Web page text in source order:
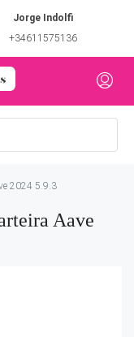
Jorge Indolfi
+34611575136
2024 5.9.3
Aave